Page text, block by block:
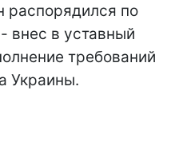
распорядился по
внес в уставный
требований
Украины.